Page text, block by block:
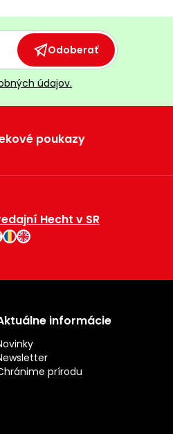
Odoberať
údajov.
poukazy
Hecht v SR
informácie
prírodu